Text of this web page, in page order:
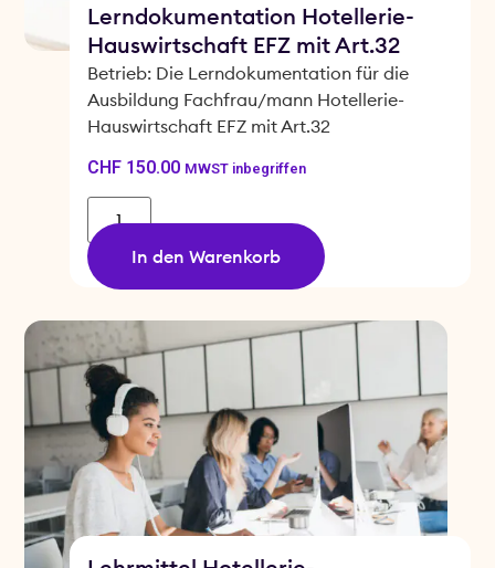
Lerndokumentation Hotellerie-
Hauswirtschaft EFZ mit Art.32
Betrieb: Die Lerndokumentation für die
Ausbildung Fachfrau/mann Hotellerie-
Hauswirtschaft EFZ mit Art.32
CHF150.00 MWST inbegriffen
In den Warenkorb